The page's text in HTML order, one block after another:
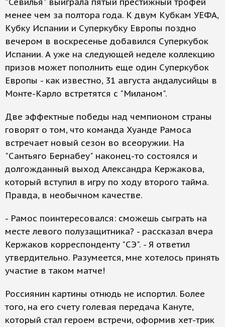
менее чем за полтора года. К двум Кубкам УЕФА,
Кубку Испании и Суперкубку Европы поздно
вечером в воскресенье добавился Суперкубок
Испании. А уже на следующей неделе коллекцию
призов может пополнить еще один Суперкубок
Европы - как известно, 31 августа андалусийцы в
Монте-Карло встретятся с "Миланом".
Две эффектные победы над чемпионом страны
говорят о том, что команда Хуанде Рамоса
встречает новый сезон во всеоружии. На
"Сантьяго Бернабеу" наконец-то состоялся и
долгожданный выход Александра Кержакова,
который вступил в игру по ходу второго тайма.
Правда, в необычном качестве.
- Рамос поинтересовался: сможешь сыграть на
месте левого полузащитника? - рассказал вчера
Кержаков корреспонденту "СЭ". - Я ответил
утвердительно. Разумеется, мне хотелось принять
участие в таком матче!
Россиянин картины отнюдь не испортил. Более
того, на его счету голевая передача Кануте,
который стал героем встречи, оформив хет-трик